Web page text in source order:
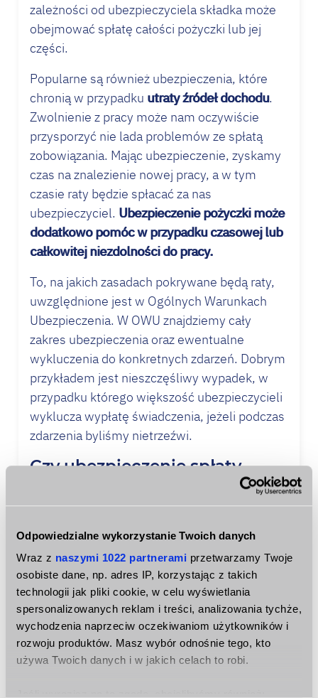
Odpowiedzialne wykorzystanie Twoich danych
Wraz z naszymi 1022 partnerami przetwarzamy Twoje
osobiste dane, np. adres IP, korzystając z takich
technologii jak pliki cookie, w celu wyświetlania
spersonalizowanych reklam i treści, analizowania tychże,
wychodzenia naprzeciw oczekiwaniom użytkowników i
rozwoju produktów. Masz wybór odnośnie tego, kto
używa Twoich danych i w jakich celach to robi.
zależności od ubezpieczyciela składka może
obejmować spłatę całości pożyczki lub jej
części.
Popularne są również ubezpieczenia, które
chronią w przypadku utraty źródeł dochodu.
Zwolnienie z pracy może nam oczywiście
przysporzyć nie lada problemów ze spłatą
zobowiązania. Mając ubezpieczenie, zyskamy
czas na znalezienie nowej pracy, a w tym
czasie raty będzie spłacać za nas
ubezpieczyciel. Ubezpieczenie pożyczki może
dodatkowo pomóc w przypadku czasowej lub
całkowitej niezdolności do pracy.
To, na jakich zasadach pokrywane będą raty,
uwzględnione jest w Ogólnych Warunkach
Ubezpieczenia. W OWU znajdziemy cały
zakres ubezpieczenia oraz ewentualne
wykluczenia do konkretnych zdarzeń. Dobrym
przykładem jest nieszczęśliwy wypadek, w
przypadku którego większość ubezpieczycieli
wyklucza wypłatę świadczenia, jeżeli podczas
zdarzenia byliśmy nietrzeźwi.
Czy ubezpieczenie spłaty
pożyczki jest obowiązkowe?
pożyczkiogranicza się tak naprawdę do
podpisania wniosku o zawarcie umowy
ubezpieczenia. Wniosek taki przygotowywany
jest przez kredytodawcę i nie są do tego
wymagane badania lekarskie, rzadko również
występują ankiety medyczne. Ubezpieczenie
jest również dostępne w ofertach online
pożyczek. Po podpisaniu umowy otrzymujemy